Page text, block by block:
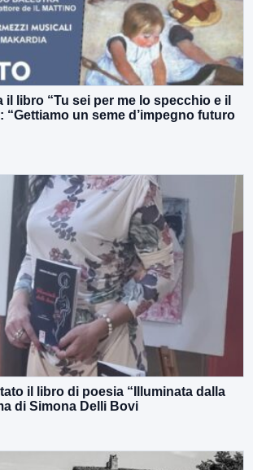
il libro “Tu sei per me lo specchio e il
“Gettiamo un seme d’impegno futuro
il libro di poesia “Illuminata dalla
di Simona Delli Bovi